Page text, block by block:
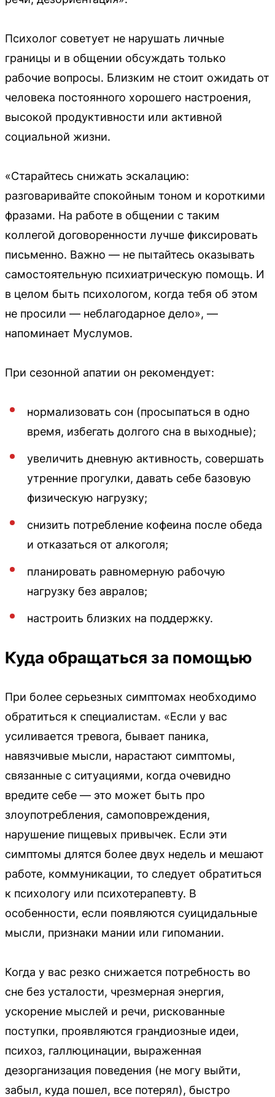
Психолог советует не нарушать личные
границы и в общении обсуждать только
рабочие вопросы. Близким не стоит ожидать от
человека постоянного хорошего настроения,
высокой продуктивности или активной
социальной жизни.
«Старайтесь снижать эскалацию:
разговаривайте спокойным тоном и короткими
фразами. На работе в общении с таким
коллегой договоренности лучше фиксировать
письменно. Важно — не пытайтесь оказывать
самостоятельную психиатрическую помощь. И
в целом быть психологом, когда тебя об этом
не просили — неблагодарное дело», —
напоминает Муслумов.
При сезонной апатии он рекомендует:
нормализовать сон (просыпаться в одно
время, избегать долгого сна в выходные);
увеличить дневную активность, совершать
утренние прогулки, давать себе базовую
физическую нагрузку;
снизить потребление кофеина после обеда
и отказаться от алкоголя;
планировать равномерную рабочую
нагрузку без авралов;
настроить близких на поддержку.
Куда обращаться за помощью
При более серьезных симптомах необходимо
обратиться к специалистам. «Если у вас
усиливается тревога, бывает паника,
навязчивые мысли, нарастают симптомы,
связанные с ситуациями, когда очевидно
вредите себе — это может быть про
злоупотребления, самоповреждения,
нарушение пищевых привычек. Если эти
симптомы длятся более двух недель и мешают
работе, коммуникации, то следует обратиться
к психологу или психотерапевту. В
особенности, если появляются суицидальные
мысли, признаки мании или гипомании.
Когда у вас резко снижается потребность во
сне без усталости, чрезмерная энергия,
ускорение мыслей и речи, рискованные
поступки, проявляются грандиозные идеи,
психоз, галлюцинации, выраженная
дезорганизация поведения (не могу выйти,
забыл, куда пошел, все потерял), быстро